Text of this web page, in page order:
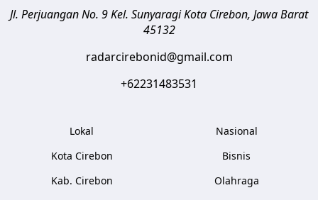
Jl. Perjuangan No. 9 Kel. SunyaragiKota Cirebon, Jawa Barat
45132
radarcirebonid@gmail.com
+62231483531
Lokal
Kota Cirebon
Kab. Cirebon
Nasional
Bisnis
Olahraga